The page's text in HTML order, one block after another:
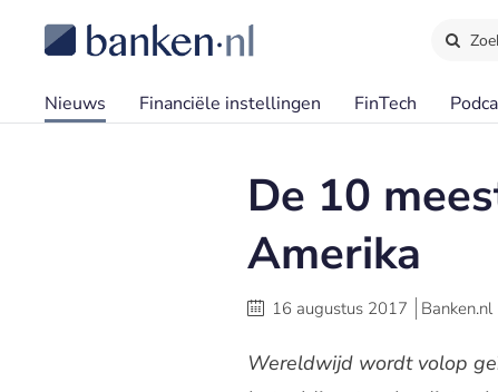
Nieuws Financiële instellingen FinTech
De 10
Amerika
16 augustus 2017 Banken.nl
Wereldwijd wordt volop